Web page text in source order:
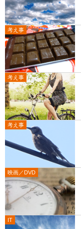
考え事
考え事
考え事
映画／DVD
IT